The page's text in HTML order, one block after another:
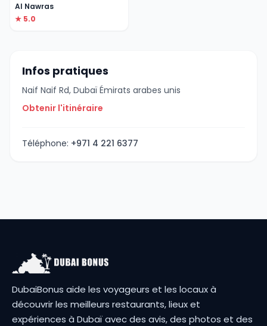
Al Nawras
★ 5.0
Infos pratiques
Naif Naif Rd, Dubaï Émirats arabes unis
Obtenir l'itinéraire
Téléphone: +971 4 221 6377
DubaiBonus aide les voyageurs et les locaux à
découvrir les meilleurs restaurants, lieux et
expériences à Dubaï avec des avis, des photos et des